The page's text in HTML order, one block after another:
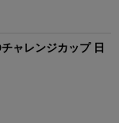
ャレンジカップ 日